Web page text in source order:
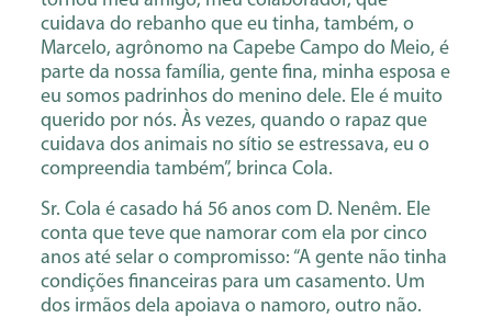
cuidava do rebanho que eu tinha, também, o
Marcelo, agrônomo na Capebe Campo do Meio, é
parte da nossa família, gente fina, minha esposa e
eu somos padrinhos do menino dele. Ele é muito
querido por nós. Às vezes, quando o rapaz que
cuidava dos animais no sítio se estressava, eu o
compreendia também”, brinca Cola.
Sr. Cola é casado há 56 anos com D. Nenêm. Ele
conta que teve que namorar com ela por cinco
anos até selar o compromisso: “A gente não tinha
condições financeiras para um casamento. Um
dos irmãos dela apoiava o namoro, outro não.